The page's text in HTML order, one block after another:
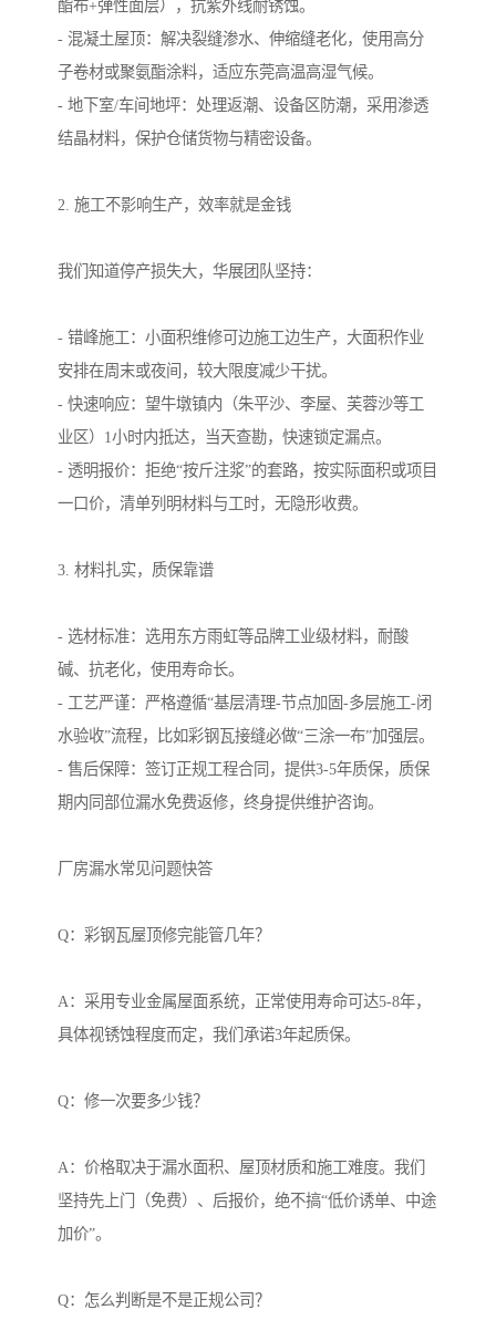
酯布+弹性面层），抗紫外线耐锈蚀。
- 混凝土屋顶：解决裂缝渗水、伸缩缝老化，使用高分
子卷材或聚氨酯涂料，适应东莞高温高湿气候。
- 地下室/车间地坪：处理返潮、设备区防潮，采用渗透
结晶材料，保护仓储货物与精密设备。
2. 施工不影响生产，效率就是金钱
我们知道停产损失大，华展团队坚持：
- 错峰施工：小面积维修可边施工边生产，大面积作业
安排在周末或夜间，较大限度减少干扰。
- 快速响应：望牛墩镇内（朱平沙、李屋、芙蓉沙等工
业区）1小时内抵达，当天查勘，快速锁定漏点。
- 透明报价：拒绝“按斤注浆”的套路，按实际面积或项目
一口价，清单列明材料与工时，无隐形收费。
3. 材料扎实，质保靠谱
- 选材标准：选用东方雨虹等品牌工业级材料，耐酸
碱、抗老化，使用寿命长。
- 工艺严谨：严格遵循“基层清理-节点加固-多层施工-闭
水验收”流程，比如彩钢瓦接缝必做“三涂一布”加强层。
- 售后保障：签订正规工程合同，提供3-5年质保，质保
期内同部位漏水免费返修，终身提供维护咨询。
厂房漏水常见问题快答
Q：彩钢瓦屋顶修完能管几年？
A：采用专业金属屋面系统，正常使用寿命可达5-8年，
具体视锈蚀程度而定，我们承诺3年起质保。
Q：修一次要多少钱？
A：价格取决于漏水面积、屋顶材质和施工难度。我们
坚持先上门（免费）、后报价，绝不搞“低价诱单、中途
加价”。
Q：怎么判断是不是正规公司？